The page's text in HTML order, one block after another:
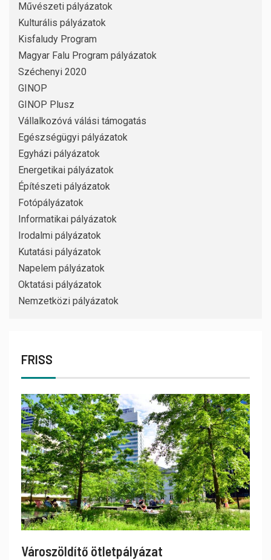
Művészeti pályázatok
Kulturális pályázatok
Kisfaludy Program
Magyar Falu Program pályázatok
Széchenyi 2020
GINOP
GINOP Plusz
Vállalkozóvá válási támogatás
Egészségügyi pályázatok
Egyházi pályázatok
Energetikai pályázatok
Építészeti pályázatok
Fotópályázatok
Informatikai pályázatok
Irodalmi pályázatok
Kutatási pályázatok
Napelem pályázatok
Oktatási pályázatok
Nemzetközi pályázatok
FRISS
Városzöldítő ötletpályázat